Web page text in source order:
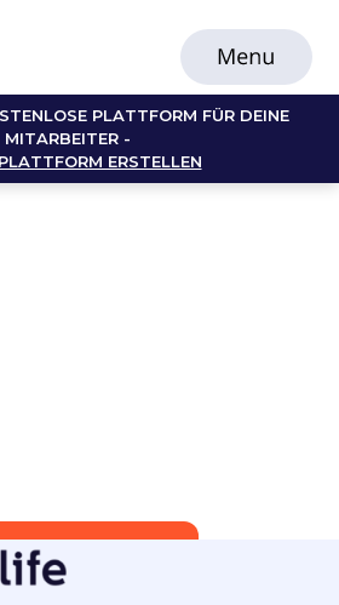
PLATTFORM FÜR DEINE
MITARBEITER -
ERSTELLEN
Mitglied werden